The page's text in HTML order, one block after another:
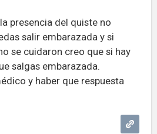
presencia del quiste no
salir embarazada y si
se cuidaron creo que si hay
salgas embarazada.
y haber que respuesta